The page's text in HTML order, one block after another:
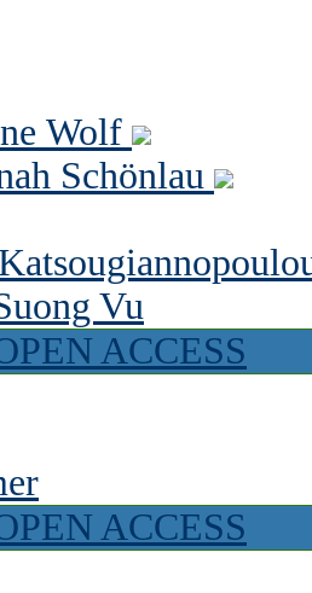
Wolf
Schönlau
Vu
ACCESS
ACCESS